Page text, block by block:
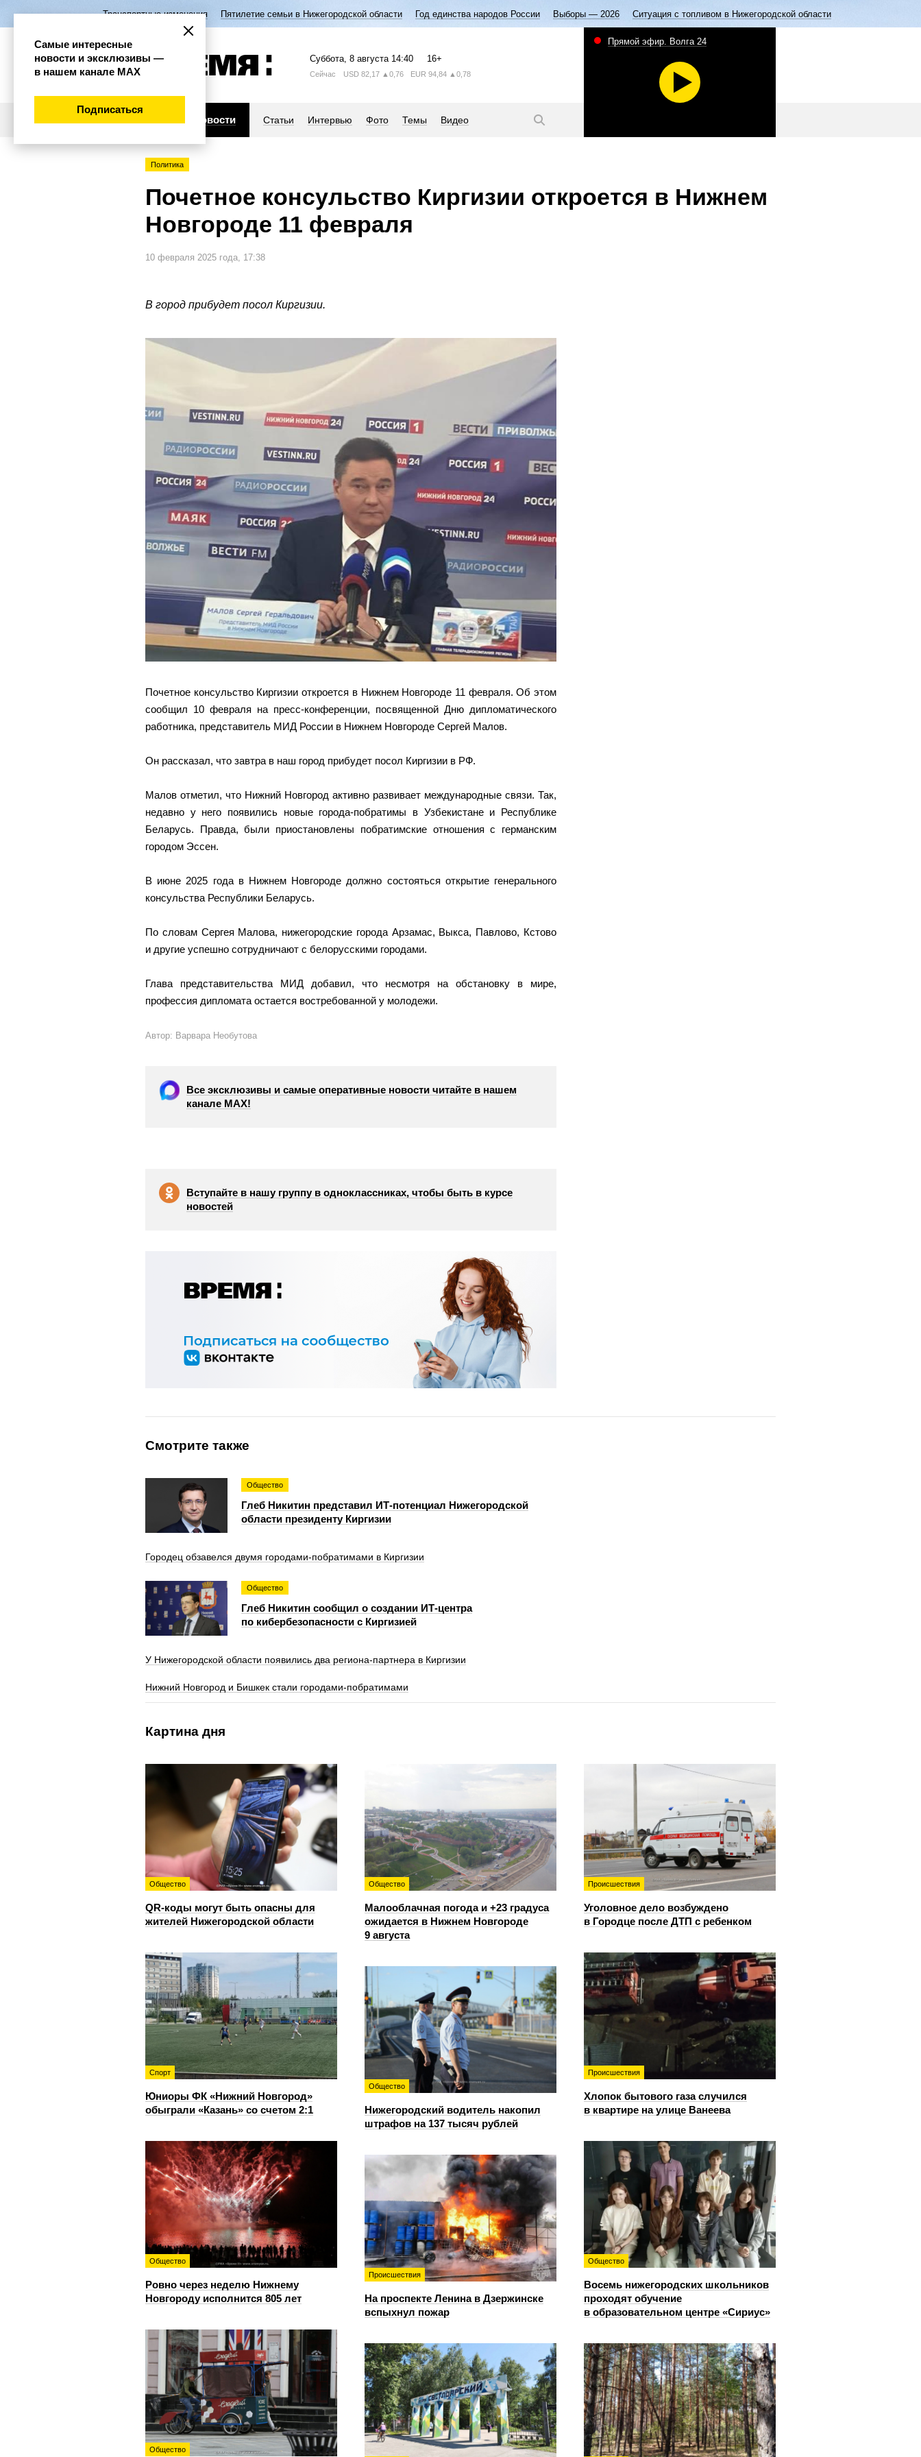
Транспортные изменения Пятилетие семьи в Нижегородской области Год единства народов России Выборы — 2026 Ситуация с топливом в Нижегородской области
Суббота, 8 августа 14:40 16+
Сейчас USD 82,17 ▲0,76 EUR 94,84 ▲0,78
Новости Статьи Интервью Фото Темы Видео
Прямой эфир. Волга 24
Политика
Почетное консульство Киргизии откроется в Нижнем
Новгороде 11 февраля
10 февраля 2025 года, 17:38
В город прибудет посол Киргизии.
Почетное консульство Киргизии откроется в Нижнем Новгороде 11 февраля. Об этом
сообщил 10 февраля на пресс-конференции, посвященной Дню дипломатического
работника, представитель МИД России в Нижнем Новгороде Сергей Малов.
Он рассказал, что завтра в наш город прибудет посол Киргизии в РФ.
Малов отметил, что Нижний Новгород активно развивает международные связи. Так,
недавно у него появились новые города-побратимы в Узбекистане и Республике
Беларусь. Правда, были приостановлены побратимские отношения с германским
городом Эссен.
В июне 2025 года в Нижнем Новгороде должно состояться открытие генерального
консульства Республики Беларусь.
По словам Сергея Малова, нижегородские города Арзамас, Выкса, Павлово, Кстово
и другие успешно сотрудничают с белорусскими городами.
Глава представительства МИД добавил, что несмотря на обстановку в мире,
профессия дипломата остается востребованной у молодежи.
Автор: Варвара Необутова
Все эксклюзивы и самые оперативные новости читайте в нашем
канале МАХ!
Вступайте в нашу группу в одноклассниках, чтобы быть в курсе
новостей
Смотрите также
Общество
Глеб Никитин представил ИТ-потенциал Нижегородской
области президенту Киргизии
Городец обзавелся двумя городами‑побратимами в Киргизии
Общество
Глеб Никитин сообщил о создании ИТ-центра
по кибербезопасности с Киргизией
У Нижегородской области появились два региона-партнера в Киргизии
Нижний Новгород и Бишкек стали городами-побратимами
Картина дня
Общество
QR-коды могут быть опасны для
жителей Нижегородской области
Общество
Малооблачная погода и +23 градуса
ожидается в Нижнем Новгороде
9 августа
Происшествия
Уголовное дело возбуждено
в Городце после ДТП с ребенком
Спорт
Юниоры ФК «Нижний Новгород»
обыграли «Казань» со счетом 2:1
Происшествия
Хлопок бытового газа случился
в квартире на улице Ванеева
Общество
Нижегородский водитель накопил
штрафов на 137 тысяч рублей
Общество
Ровно через неделю Нижнему
Новгороду исполнится 805 лет
Общество
Восемь нижегородских школьников
проходят обучение
в образовательном центре «Сириус»
Происшествия
На проспекте Ленина в Дзержинске
вспыхнул пожар
Общество
Самые интересные
новости и эксклюзивы —
в нашем канале МАХ
Подписаться